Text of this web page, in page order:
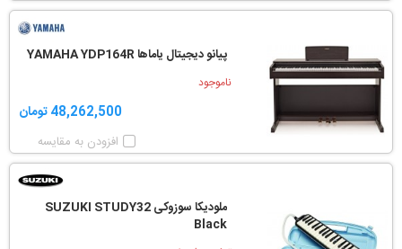
پیانو دیجیتال یاماها YAMAHA YDP164R
ناموجود
48,262,500 تومان
افزودن به مقایسه
ملودیکا سوزوکی SUZUKI STUDY32
Black